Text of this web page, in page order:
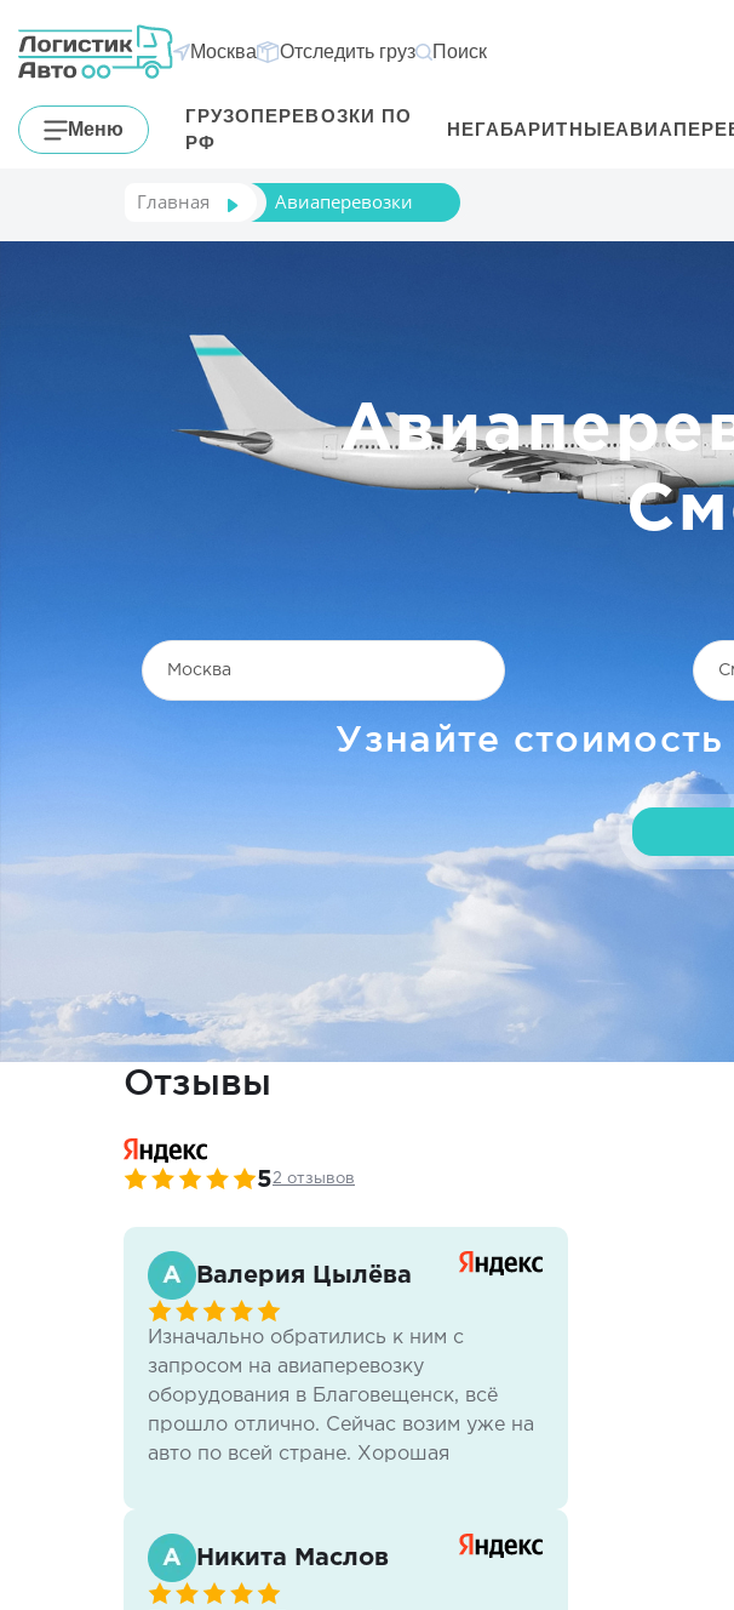
Москва Отследить груз Поиск
Меню
ГРУЗОПЕРЕВОЗКИ ПО
РФ
НЕГАБАРИТНЫЕ
Главная Авиаперевозки
Узнайте
Отзывы
52 отзывов
Валерия Цылёва
Изначально обратились к ним с
запросом на авиаперевозку
оборудования в Благовещенск, всё
прошло отлично. Сейчас возим уже на
авто по всей стране. Хорошая
Никита Маслов